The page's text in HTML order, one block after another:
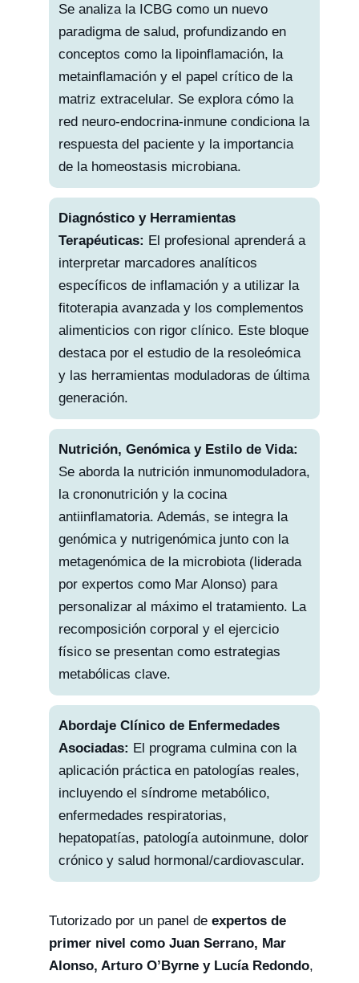
Se analiza la ICBG como un nuevo
paradigma de salud, profundizando en
conceptos como la lipoinflamación, la
metainflamación y el papel crítico de la
matriz extracelular. Se explora cómo la
red neuro-endocrina-inmune condiciona la
respuesta del paciente y la importancia
de la homeostasis microbiana.
Diagnóstico y Herramientas
Terapéuticas: El profesional aprenderá a
interpretar marcadores analíticos
específicos de inflamación y a utilizar la
fitoterapia avanzada y los complementos
alimenticios con rigor clínico. Este bloque
destaca por el estudio de la resoleómica
y las herramientas moduladoras de última
generación.
Nutrición, Genómica y Estilo de Vida:
Se aborda la nutrición inmunomoduladora,
la crononutrición y la cocina
antiinflamatoria. Además, se integra la
genómica y nutrigenómica junto con la
metagenómica de la microbiota (liderada
por expertos como Mar Alonso) para
personalizar al máximo el tratamiento. La
recomposición corporal y el ejercicio
físico se presentan como estrategias
metabólicas clave.
Abordaje Clínico de Enfermedades
Asociadas: El programa culmina con la
aplicación práctica en patologías reales,
incluyendo el síndrome metabólico,
enfermedades respiratorias,
hepatopatías, patología autoinmune, dolor
crónico y salud hormonal/cardiovascular.
Tutorizado por un panel de expertos de
primer nivel como Juan Serrano, Mar
Alonso, Arturo O’Byrne y Lucía Redondo,